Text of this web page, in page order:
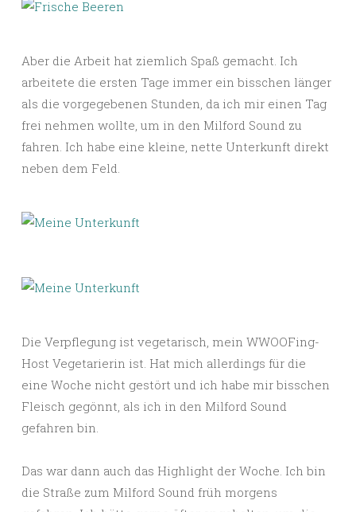
Aber die Arbeit hat ziemlich Spaß gemacht. Ich
arbeitete die ersten Tage immer ein bisschen länger
als die vorgegebenen Stunden, da ich mir einen Tag
frei nehmen wollte, um in den Milford Sound zu
fahren. Ich habe eine kleine, nette Unterkunft direkt
neben dem Feld.
Die Verpflegung ist vegetarisch, mein WWOOFing-
Host Vegetarierin ist. Hat mich allerdings für die
eine Woche nicht gestört und ich habe mir bisschen
Fleisch gegönnt, als ich in den Milford Sound
gefahren bin.
Das war dann auch das Highlight der Woche. Ich bin
die Straße zum Milford Sound früh morgens